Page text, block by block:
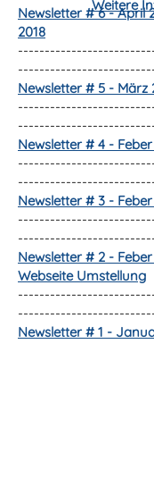
Newsletter # 6 - April
2018
Newsletter # 5 - März
Newsletter # 4 -
Newsletter # 3 -
Newsletter # 2 -
Webseite Umstellung
Newsletter # 1 -
Weitere